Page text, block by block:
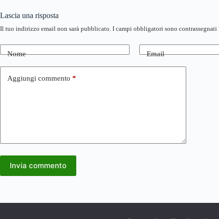
Lascia una risposta
Il tuo indirizzo email non sarà pubblicato. I campi obbligatori sono contrassegnati
Nome Email
Aggiungi commento *
Invia commento